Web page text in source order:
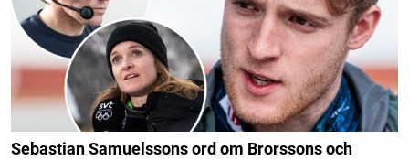
Sebastian Samuelssons ord om Brorssons och